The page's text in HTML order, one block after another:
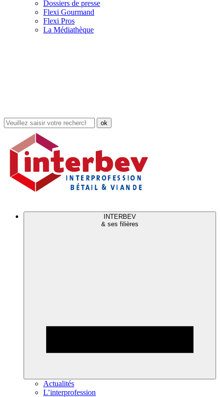
Dossiers de presse
Flexi Gourmand
Flexi Pros
La Médiathèque
Rechercher
dans
site
INTERBEV
& ses filières
Actualités
L’interprofession